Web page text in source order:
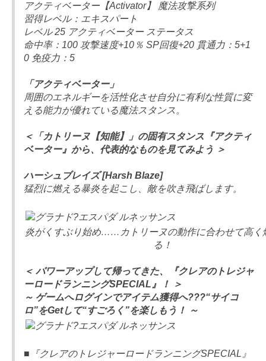
アクティベーター【Activator】 魔法攻撃系列
習得レベル：エキスパート
レベル 25 アクティベーター ステータス
命中率：100 攻撃速度+10％ SP回復+20 貫通力：5+1
0 免疫力：5
「アクティベーター」
周囲のエネルギーを活性化させ自分に有利な性質に変
える能力が優れている魔法スタンス。
＜「カトリーヌ【知能】」の固有スタンス『アクティ
ベーター』から、代表的なものを見てみよう ＞
ハーシュブレイズ [Harsh Blaze]
猛烈に燃える暴炎を起こし、敵を吹き飛ばします。
炎がくすぶり始め……カトリーヌの動作に合わせて高く
る！
＜ パワーアップして帰ってきた、『クレアのトレジャ
ーロードランニングSPECIAL』！ ＞
～ ゲームへログインでアイテム獲得へ???“サイコ
ロ”をGetして“すごろく”を楽しもう！ ～
■『クレアのトレジャーロードランニングSPECIAL』